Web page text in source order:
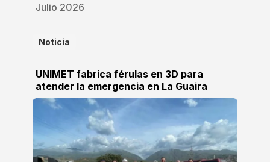
Julio 2026
Noticia
UNIMET fabrica férulas en 3D para
atender la emergencia en La Guaira